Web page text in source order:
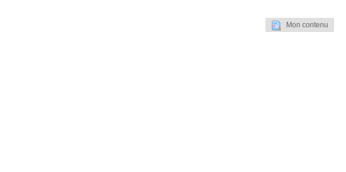
Mon contenu